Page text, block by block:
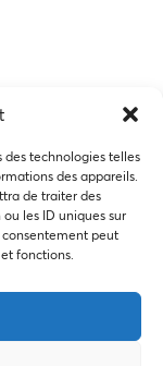
des technologies telles
des appareils.
de traiter des
les ID uniques sur
peut
fonctions.et pour
Allées d'Orléans